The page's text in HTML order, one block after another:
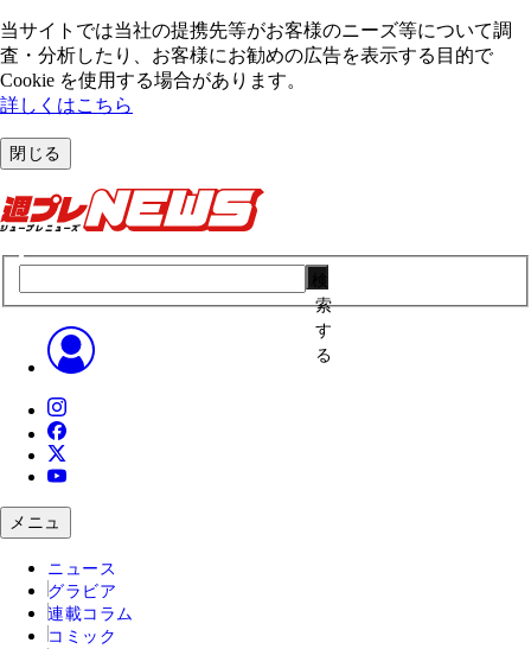
当サイトでは当社の提携先等がお客様のニーズ等について調
査・分析したり、お客様にお勧めの広告を表⽰する⽬的で
Cookie を使⽤する場合があります。
詳しくはこちら
閉じる
索
す
る
メニュ
ニュース
グラビア
連載コラム
コミック